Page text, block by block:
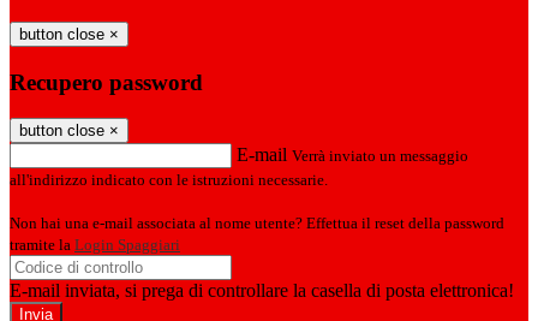
button close ×
Recupero password
button close ×
E-mail Verrà inviato un messaggio
all'indirizzo indicato con le istruzioni necessarie.
Non hai una e-mail associata al nome utente? Effettua il reset della password
tramite la Login Spaggiari
E-mail inviata, si prega di controllare la casella di posta elettronica!